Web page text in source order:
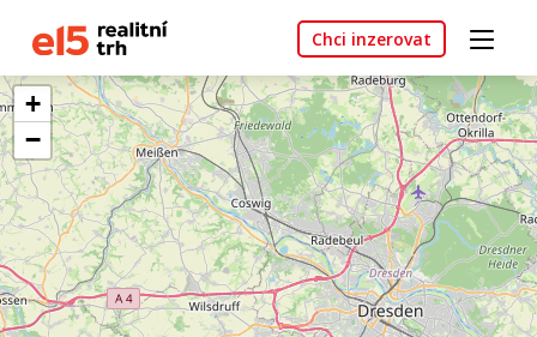
Chci inzerovat
+
−